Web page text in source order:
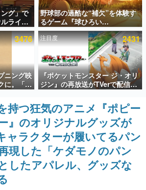
一覧
り記事
数が数千以上！ ページビュー数万以上！ などな
の人々に読まれた、電ファミ渾身の“殿堂入り”記
めました。
の企画書
ムクリエイターの方々に製作時のエピソードをお
ヒットする企画（ゲーム）とは何か？を探ってい
を解いてはいけない。『赫本』は、〈試験問題〉
た短編ホラー小説集です。
に訊く
グ」で
ライク
はソウ
事に失
野球部の過酷な“補欠”を体験す
るゲーム『球ひろい
Simulator』が「1件」のウィッ
シュリストをもとにチェコ語に
対応しSNSで話題に。『キング
ダム・カム』開発元やチェコの
プロ野球選手から称賛の声
3476
ニング映
に。「東
コレクシ
売
注目度 2431
『ポケットモンスター ジ・オリ
ジン』の再放送がTVerで配信
中！レッド（CV：竹内順子）が
主人公のオリジナルアニメ
持つ狂気のアニメ『ポピー
』のオリジナルグッズが
ャラクターが履いてるパン
現した「ケダモノのパン
したアパレル、グッズな